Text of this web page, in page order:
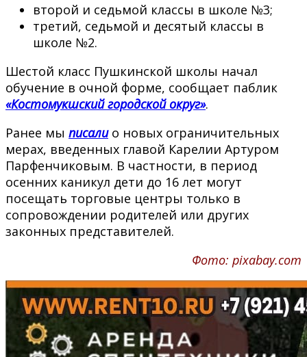
второй и седьмой классы в школе №3;
третий, седьмой и десятый классы в
школе №2.
Шестой класс Пушкинской школы начал
обучение в очной форме, сообщает паблик
«Костомукшский городской округ».
Ранее мы писалио новых ограничительных
мерах, введенных главой Карелии Артуром
Парфенчиковым. В частности, в период
осенних каникул дети до 16 лет могут
посещать торговые центры только в
сопровождении родителей или других
законных представителей.
Фото: pixabay.com